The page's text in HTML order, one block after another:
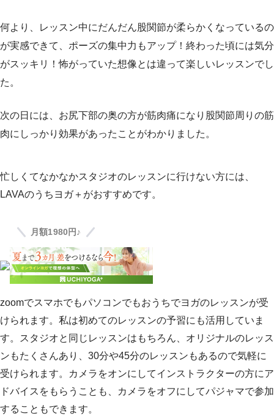
何より、レッスン中にだんだん股関節が柔らかくなっているの
が実感できて、ポーズの集中力もアップ！終わった頃には気分
がスッキリ！怖がっていた想像とは違って楽しいレッスンでし
た。
次の日には、お尻下部の奥の方が筋肉痛になり股関節周りの筋
肉にしっかり効果があったことがわかりました。
忙しくてなかなかスタジオのレッスンに行けない方には、
LAVAのうちヨガ＋がおすすめです。
月額1980円♪
zoomでスマホでもパソコンでもおうちでヨガのレッスンが受
けられます。私は初めてのレッスンの予習にも活用していま
す。スタジオと同じレッスンはもちろん、オリジナルのレッス
ンもたくさんあり、30分や45分のレッスンもあるので気軽に
受けられます。カメラをオンにしてインストラクターの方にア
ドバイスをもらうことも、カメラをオフにしてパジャマで参加
することもできます。